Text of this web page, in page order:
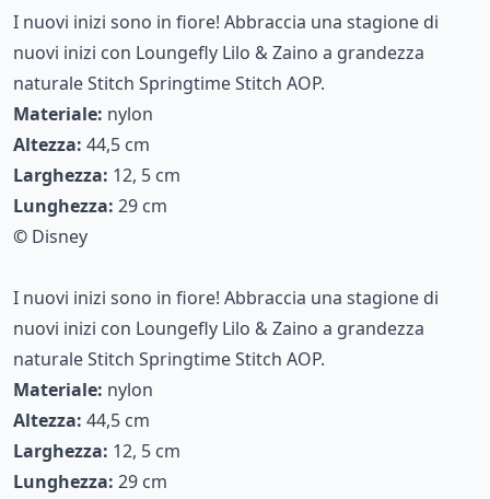
I nuovi inizi sono in fiore! Abbraccia una stagione di
nuovi inizi con Loungefly Lilo & Zaino a grandezza
naturale Stitch Springtime Stitch AOP.
Materiale: nylon
Altezza: 44,5 cm
Larghezza: 12, 5 cm
Lunghezza: 29 cm
© Disney
I nuovi inizi sono in fiore! Abbraccia una stagione di
nuovi inizi con Loungefly Lilo & Zaino a grandezza
naturale Stitch Springtime Stitch AOP.
Materiale: nylon
Altezza: 44,5 cm
Larghezza: 12, 5 cm
Lunghezza: 29 cm